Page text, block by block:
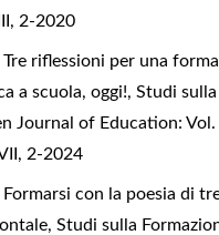
2-2020
Tre riflessioni per una
a scuola, oggi!, Studi sulla
Journal of Education:
2-2024
Formarsi con la poesia di
, Studi sulla